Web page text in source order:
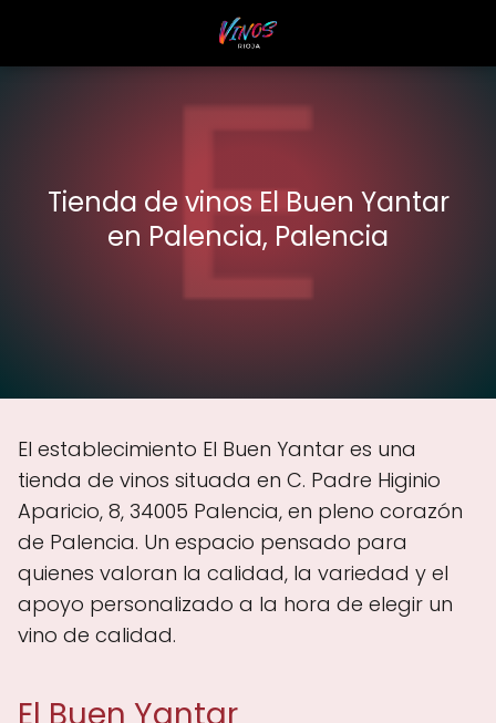
Tienda de vinos El Buen Yantar
en Palencia, Palencia
El establecimiento El Buen Yantar es una
tienda de vinos situada en C. Padre Higinio
Aparicio, 8, 34005 Palencia, en pleno corazón
de Palencia. Un espacio pensado para
quienes valoran la calidad, la variedad y el
apoyo personalizado a la hora de elegir un
vino de calidad.